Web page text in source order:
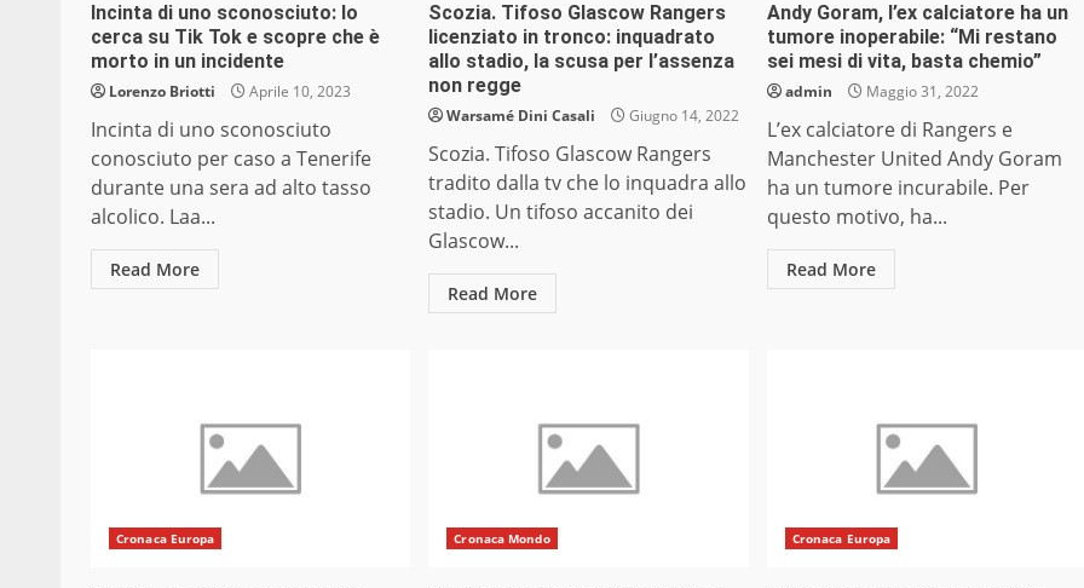
Incinta di uno sconosciuto: lo
cerca su Tik Tok e scopre che è
morto in un incidente
Lorenzo Briotti Aprile 10, 2023
Incinta di uno sconosciuto
conosciuto per caso a Tenerife
durante una sera ad alto tasso
alcolico. Laa...
Read More
Scozia. Tifoso Glascow Rangers
licenziato in tronco: inquadrato
allo stadio, la scusa per l’assenza
non regge
Warsamé Dini Casali Giugno 14, 2022
Scozia. Tifoso Glascow Rangers
tradito dalla tv che lo inquadra allo
stadio. Un tifoso accanito dei
Glascow...
Read More
Andy Goram, l’ex calciatore ha un
tumore inoperabile: “Mi restano
sei mesi di vita, basta chemio”
admin Maggio 31, 2022
L’ex calciatore di Rangers e
Manchester United Andy Goram
ha un tumore incurabile. Per
questo motivo, ha...
Read More
Cronaca Europa Cronaca Mondo Cronaca Europa